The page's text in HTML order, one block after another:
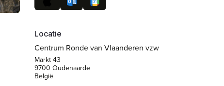
Locatie
Centrum Ronde van Vlaanderen vzw
Markt 43
9700 Oudenaarde
België